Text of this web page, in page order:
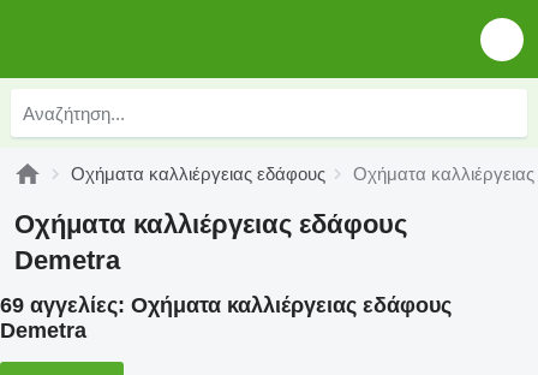
Οχήματα καλλιέργειας εδάφους Οχήματα
Οχήματα καλλιέργειας εδάφους
Demetra
69 αγγελίες: Οχήματα καλλιέργειας εδάφους
Demetra